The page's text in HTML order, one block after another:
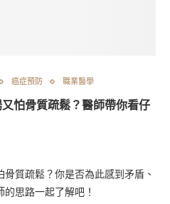
癌症預防 職業醫學
怕骨質疏鬆？醫師帶你看仔
質疏鬆？你是否為此感到矛盾、
思路一起了解吧！